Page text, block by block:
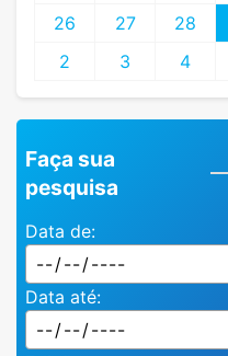
26
27 28
2
3 4
Faça sua
pesquisa
Data de:
Data até: